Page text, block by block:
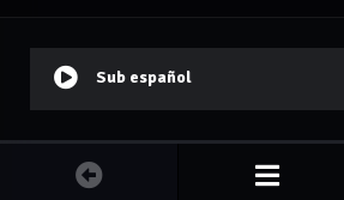
Sub español